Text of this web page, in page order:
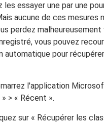
les essayer une par une
aucune de ces mesures
perdez
vous pouvez
automatique pour
l'application
> « Récent ».
sur « Récupérer les